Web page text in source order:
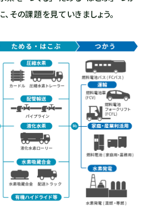
、その課題を見ていきましょう。